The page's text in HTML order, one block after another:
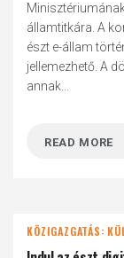
államtitkára. A
észt e-állam
jellemezhető. A
annak...
READ MORE
KÖZIGAZGATÁS: